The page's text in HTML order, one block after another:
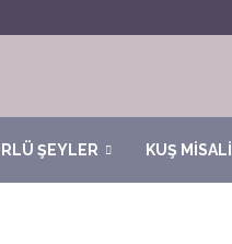
ŞEYLER KUŞ MİSALİ